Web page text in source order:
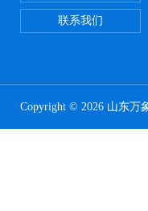
联系我们
Copyright © 2026 山东万